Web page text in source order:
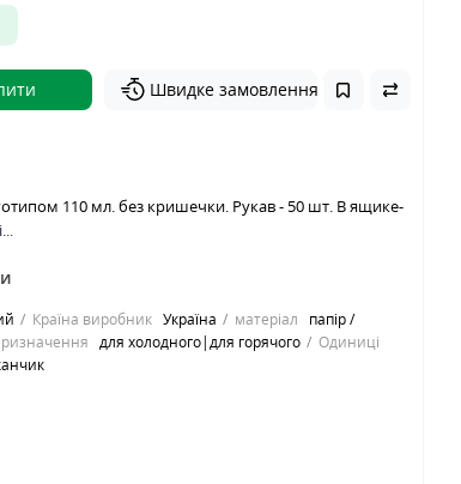
Швидке замовлення
110 мл. без кришечки. Рукав - 50 шт. В ящике-
Країна виробник Україна матеріал
папір /
для холодного|для горячого
Одиниці